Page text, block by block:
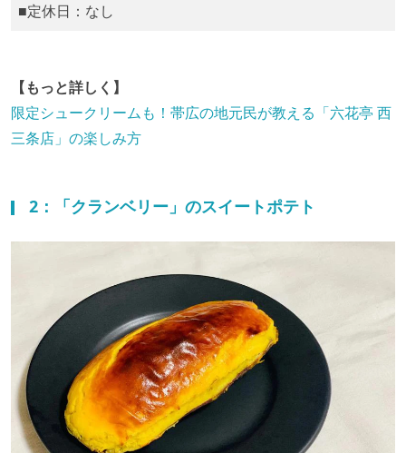
■定休日：なし
【もっと詳しく】
限定シュークリームも！帯広の地元民が教える「六花亭 西
三条店」の楽しみ方
2：「クランベリー」のスイートポテト